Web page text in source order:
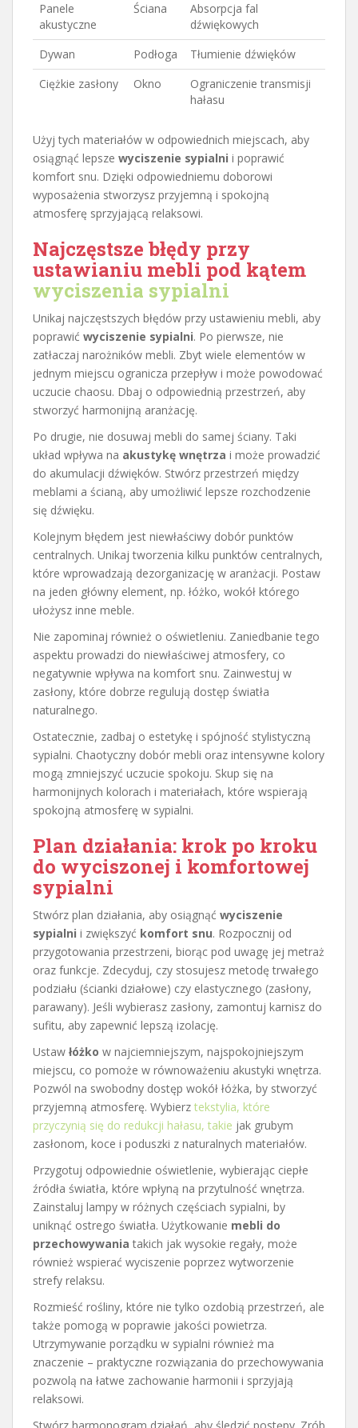
Panele
akustyczne
Ściana
Absorpcja fal
dźwiękowych
Dywan
Podłoga
Tłumienie dźwięków
Ciężkie zasłony
Okno
Ograniczenie transmisji
hałasu
Użyj tych materiałów w odpowiednich miejscach, aby
osiągnąć lepsze wyciszenie sypialni i poprawić
komfort snu. Dzięki odpowiedniemu doborowi
wyposażenia stworzysz przyjemną i spokojną
atmosferę sprzyjającą relaksowi.
Najczęstsze błędy przy
ustawianiu mebli pod kątem
wyciszenia sypialni
Unikaj najczęstszych błędów przy ustawieniu mebli, aby
poprawić wyciszenie sypialni. Po pierwsze, nie
zatłaczaj narożników mebli. Zbyt wiele elementów w
jednym miejscu ogranicza przepływ i może powodować
uczucie chaosu. Dbaj o odpowiednią przestrzeń, aby
stworzyć harmonijną aranżację.
Po drugie, nie dosuwaj mebli do samej ściany. Taki
układ wpływa na akustykę wnętrza i może prowadzić
do akumulacji dźwięków. Stwórz przestrzeń między
meblami a ścianą, aby umożliwić lepsze rozchodzenie
się dźwięku.
Kolejnym błędem jest niewłaściwy dobór punktów
centralnych. Unikaj tworzenia kilku punktów centralnych,
które wprowadzają dezorganizację w aranżacji. Postaw
na jeden główny element, np. łóżko, wokół którego
ułożysz inne meble.
Nie zapominaj również o oświetleniu. Zaniedbanie tego
aspektu prowadzi do niewłaściwej atmosfery, co
negatywnie wpływa na komfort snu. Zainwestuj w
zasłony, które dobrze regulują dostęp światła
naturalnego.
Ostatecznie, zadbaj o estetykę i spójność stylistyczną
sypialni. Chaotyczny dobór mebli oraz intensywne kolory
mogą zmniejszyć uczucie spokoju. Skup się na
harmonijnych kolorach i materiałach, które wspierają
spokojną atmosferę w sypialni.
Plan działania: krok po kroku
do wyciszonej i komfortowej
sypialni
Stwórz plan działania, aby osiągnąć wyciszenie
sypialni i zwiększyć komfort snu. Rozpocznij od
przygotowania przestrzeni, biorąc pod uwagę jej metraż
oraz funkcje. Zdecyduj, czy stosujesz metodę trwałego
podziału (ścianki działowe) czy elastycznego (zasłony,
parawany). Jeśli wybierasz zasłony, zamontuj karnisz do
sufitu, aby zapewnić lepszą izolację.
Ustaw łóżko w najciemniejszym, najspokojniejszym
miejscu, co pomoże w równoważeniu akustyki wnętrza.
Pozwól na swobodny dostęp wokół łóżka, by stworzyć
przyjemną atmosferę. Wybierz tekstylia, które
przyczynią się do redukcji hałasu, takie jak grubym
zasłonom, koce i poduszki z naturalnych materiałów.
Przygotuj odpowiednie oświetlenie, wybierając ciepłe
źródła światła, które wpłyną na przytulność wnętrza.
Zainstaluj lampy w różnych częściach sypialni, by
uniknąć ostrego światła. Użytkowanie mebli do
przechowywania takich jak wysokie regały, może
również wspierać wyciszenie poprzez wytworzenie
strefy relaksu.
Rozmieść rośliny, które nie tylko ozdobią przestrzeń, ale
także pomogą w poprawie jakości powietrza.
Utrzymywanie porządku w sypialni również ma
znaczenie – praktyczne rozwiązania do przechowywania
pozwolą na łatwe zachowanie harmonii i sprzyjają
relaksowi.